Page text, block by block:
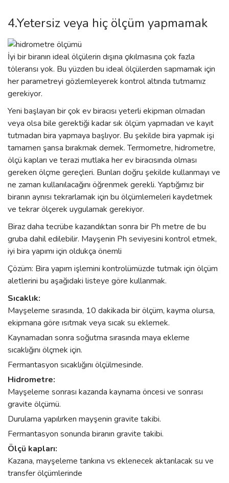
4.Yetersiz veya hiç ölçüm yapmamak
İyi bir biranın ideal ölçülerin dışına çıkılmasına çok fazla
töleransı yok. Bu yüzden bu ideal ölçülerden sapmamak için
her parametreyi gözlemleyerek kontrol altında tutmamız
gerekiyor.
Yeni başlayan bir çok ev biracısı yeterli ekipman olmadan
veya olsa bile gerektiği kadar sık ölçüm yapmadan ve kayıt
tutmadan bira yapmaya başlıyor. Bu şekilde bira yapmak işi
tamamen şansa bırakmak demek. Termometre, hidrometre,
ölçü kapları ve terazi mutlaka her ev biracısında olması
gereken ölçme gereçleri. Bunları doğru şekilde kullanmayı ve
ne zaman kullanılacağını öğrenmek gerekli. Yaptığımız bir
biranın aynısı tekrarlamak için bu ölçümlemeleri kaydetmek
ve tekrar ölçerek uygulamak gerekiyor.
Biraz daha tecrübe kazandıktan sonra bir Ph metre de bu
gruba dahil edilebilir. Mayşenin Ph seviyesini kontrol etmek,
iyi bira yapımı için oldukça önemli
Çözüm: Bira yapım işlemini kontrolümüzde tutmak için ölçüm
aletlerini bu aşağıdaki listeye göre kullanmak.
Sıcaklık:
Mayşeleme sırasında, 10 dakikada bir ölçüm, kayma olursa,
ekipmana göre ısıtmak veya sıcak su eklemek.
Kaynamadan sonra soğutma sırasında maya ekleme
sıcaklığını ölçmek için.
Fermantasyon sıcaklığını ölçülmesinde.
Hidrometre:
Mayşeleme sonrası kazanda kaynama öncesi ve sonrası
gravite ölçümü.
Durulama yapılırken mayşenin gravite takibi.
Fermantasyon sonunda biranın gravite takibi.
Ölçü kapları:
Kazana, mayşeleme tankına vs eklenecek aktarılacak su ve
transfer ölçümlerinde